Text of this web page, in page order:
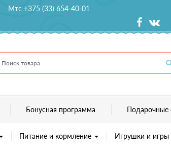
Мтс +375 (33) 654-40-01
Бонусная программа Подарочные
Питание и кормление Игрушки и игры